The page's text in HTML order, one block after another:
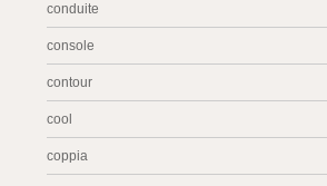
conduite
console
contour
cool
coppia